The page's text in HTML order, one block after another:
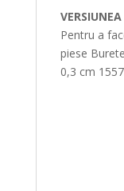
Pentru a
piese
0,3 cm